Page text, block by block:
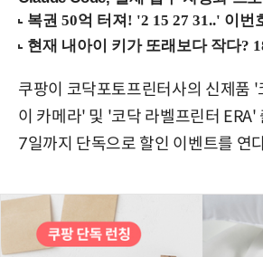
쿠팡이 코닥포토프린터사의 신제품 '
이 카메라' 및 '코닥 라벨프린터 ERA'
7일까지 단독으로 할인 이벤트를 연